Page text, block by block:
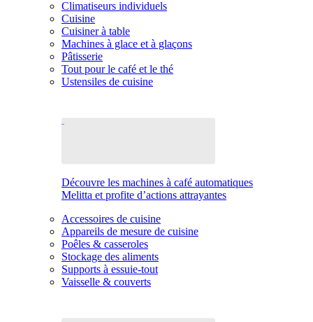
Climatiseurs individuels
Cuisine
Cuisiner à table
Machines à glace et à glaçons
Pâtisserie
Tout pour le café et le thé
Ustensiles de cuisine
Découvre les machines à café automatiques
Melitta et profite d’actions attrayantes
Accessoires de cuisine
Appareils de mesure de cuisine
Poêles & casseroles
Stockage des aliments
Supports à essuie-tout
Vaisselle & couverts